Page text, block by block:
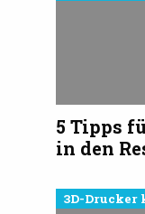
5 Tipps
in den
3D-Drucker